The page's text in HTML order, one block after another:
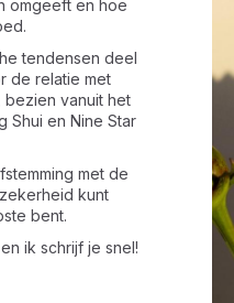
omgeeft en hoe
tendensen deel
de relatie met
vanuit het
Shui en Nine Star
met de
kunt
bent.
ik schrijf je snel!